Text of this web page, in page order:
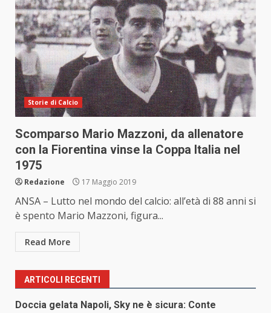
Storie di Calcio
Scomparso Mario Mazzoni, da allenatore
con la Fiorentina vinse la Coppa Italia nel
1975
Redazione 17 Maggio 2019
ANSA – Lutto nel mondo del calcio: all’età di 88 anni si
è spento Mario Mazzoni, figura...
Read More
ARTICOLI RECENTI
Doccia gelata Napoli, Sky ne è sicura: Conte